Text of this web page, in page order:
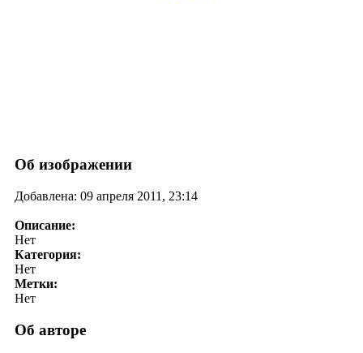
Об изображении
Добавлена: 09 апреля 2011, 23:14
Описание:
Нет
Категория:
Нет
Метки:
Нет
Об авторе